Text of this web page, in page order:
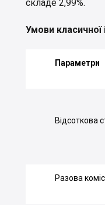
складе 2,99%.
Умови класичної
Параметри
Відсоткова
Разова